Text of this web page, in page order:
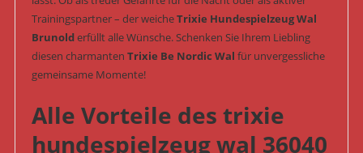
Trainingspartner – der weicheTrixie Hundespielzeug Wal
Brunolderfüllt alle Wünsche. Schenken Sie Ihrem Liebling
diesen charmanten Trixie Be Nordic Wal für unvergessliche
gemeinsame Momente!
Alle Vorteile des trixie
hundespielzeug wal 36040